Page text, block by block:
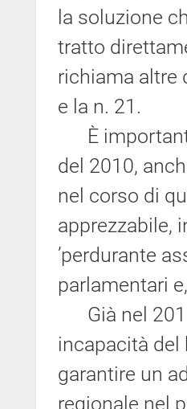
la soluzione
tratto
richiama altre
e la n. 21.
È
del 2010,
nel corso di
apprezzabile,
’perdurante
parlamentari
Già nel
incapacità
garantire un
regionale nel